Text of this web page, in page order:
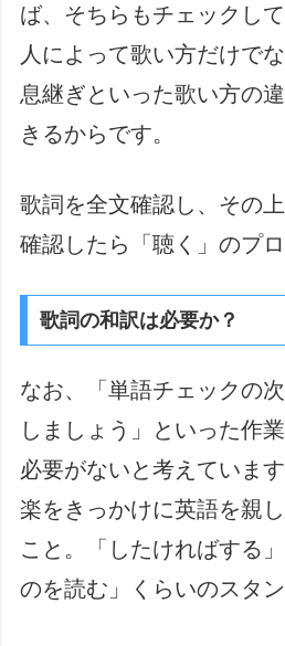
ば、そちらもチェックし
人によって歌い方だけで
息継ぎといった歌い方の
きるからです。
歌詞を全文確認し、その
確認したら「聴く」のプ
歌詞の和訳は必要か？
なお、「単語チェックの
しましょう」といった作
必要がないと考えていま
楽をきっかけに英語を親
こと。「したければする
のを読む」くらいのスタン